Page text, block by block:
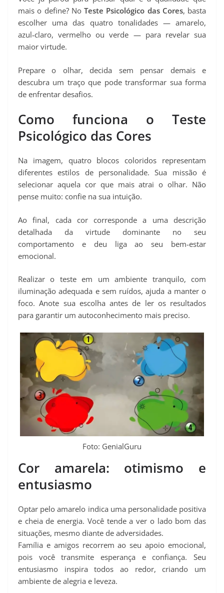
mais o define? No Teste Psicológico das Cores, basta
escolher uma das quatro tonalidades — amarelo,
azul‑claro, vermelho ou verde — para revelar sua
maior virtude.
Prepare o olhar, decida sem pensar demais e
descubra um traço que pode transformar sua forma
de enfrentar desafios.
Como funciona o Teste
Psicológico das Cores
Na imagem, quatro blocos coloridos representam
diferentes estilos de personalidade. Sua missão é
selecionar aquela cor que mais atrai o olhar. Não
pense muito: confie na sua intuição.
Ao final, cada cor corresponde a uma descrição
detalhada da virtude dominante no seu
comportamento e deu liga ao seu bem-estar
emocional.
Realizar o teste em um ambiente tranquilo, com
iluminação adequada e sem ruídos, ajuda a manter o
foco. Anote sua escolha antes de ler os resultados
para garantir um autoconhecimento mais preciso.
Foto: GenialGuru
Cor amarela: otimismo e
entusiasmo
Optar pelo amarelo indica uma personalidade positiva
e cheia de energia. Você tende a ver o lado bom das
situações, mesmo diante de adversidades.
Família e amigos recorrem ao seu apoio emocional,
pois você transmite esperança e confiança. Seu
entusiasmo inspira todos ao redor, criando um
ambiente de alegria e leveza.